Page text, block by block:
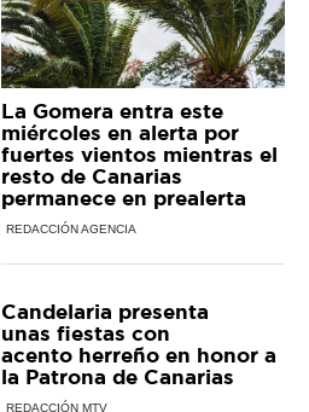
La Gomera entra este
miércoles en alerta por
fuertes vientos mientras el
resto de Canarias
permanece en prealerta
REDACCIÓN AGENCIA
Candelaria presenta
unas fiestas con
acento herreño en honor a
la Patrona de Canarias
REDACCIÓN MTV